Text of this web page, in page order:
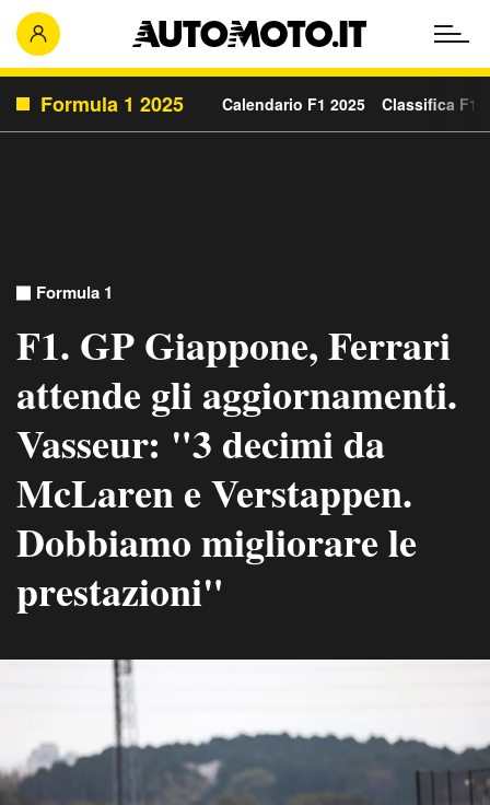
Formula 1 2025 Calendario F1 2025 Classifica F1
Formula 1
F1. GP Giappone, Ferrari
attende gli aggiornamenti.
Vasseur: "3 decimi da
McLaren e Verstappen.
Dobbiamo migliorare le
prestazioni"